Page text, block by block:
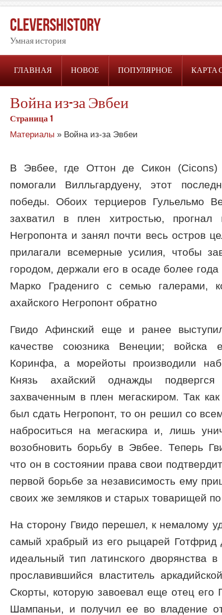
CleversHistory
Умная история
ГЛАВНАЯ НОВОЕ ПОПУЛЯРНОЕ КАРТА
Война из-за Эвбеи
Страница 1
Материалы » Война из-за Эвбеи
В Эвбее, где Оттон де Сикон
помогали Вилльгардуену, этот
победы. Обоих терциеров Гульельмо
захватил в плен хитростью, прогнал
Негропонта и занял почти весь остров
прилагали всемерные усилия, чтобы
городом, держали его в осаде более
Марко Градениго с семью галерами,
ахайского Негропонт обратно
Гвидо Афинский еще и ранее
качестве союзника Венеции; войска
Коринфа, а морейоты производили
Князь ахайский однажды
захваченным в плен мегаскиром. Так
был сдать Негропонт, то он решил со
наброситься на мегаскира и, лишь
возобновить борьбу в Эвбее. Теперь
что он в состоянии права свои
первой борьбе за независимость ему
своих же земляков и старых товарищей
На сторону Гвидо перешел, к немалому
самый храбрый из его рыцарей
идеальный тип латинского дворянства
прославившийся властитель
Скорты, которую завоевал еще отец его
Шампаньи, и получил ее во владение